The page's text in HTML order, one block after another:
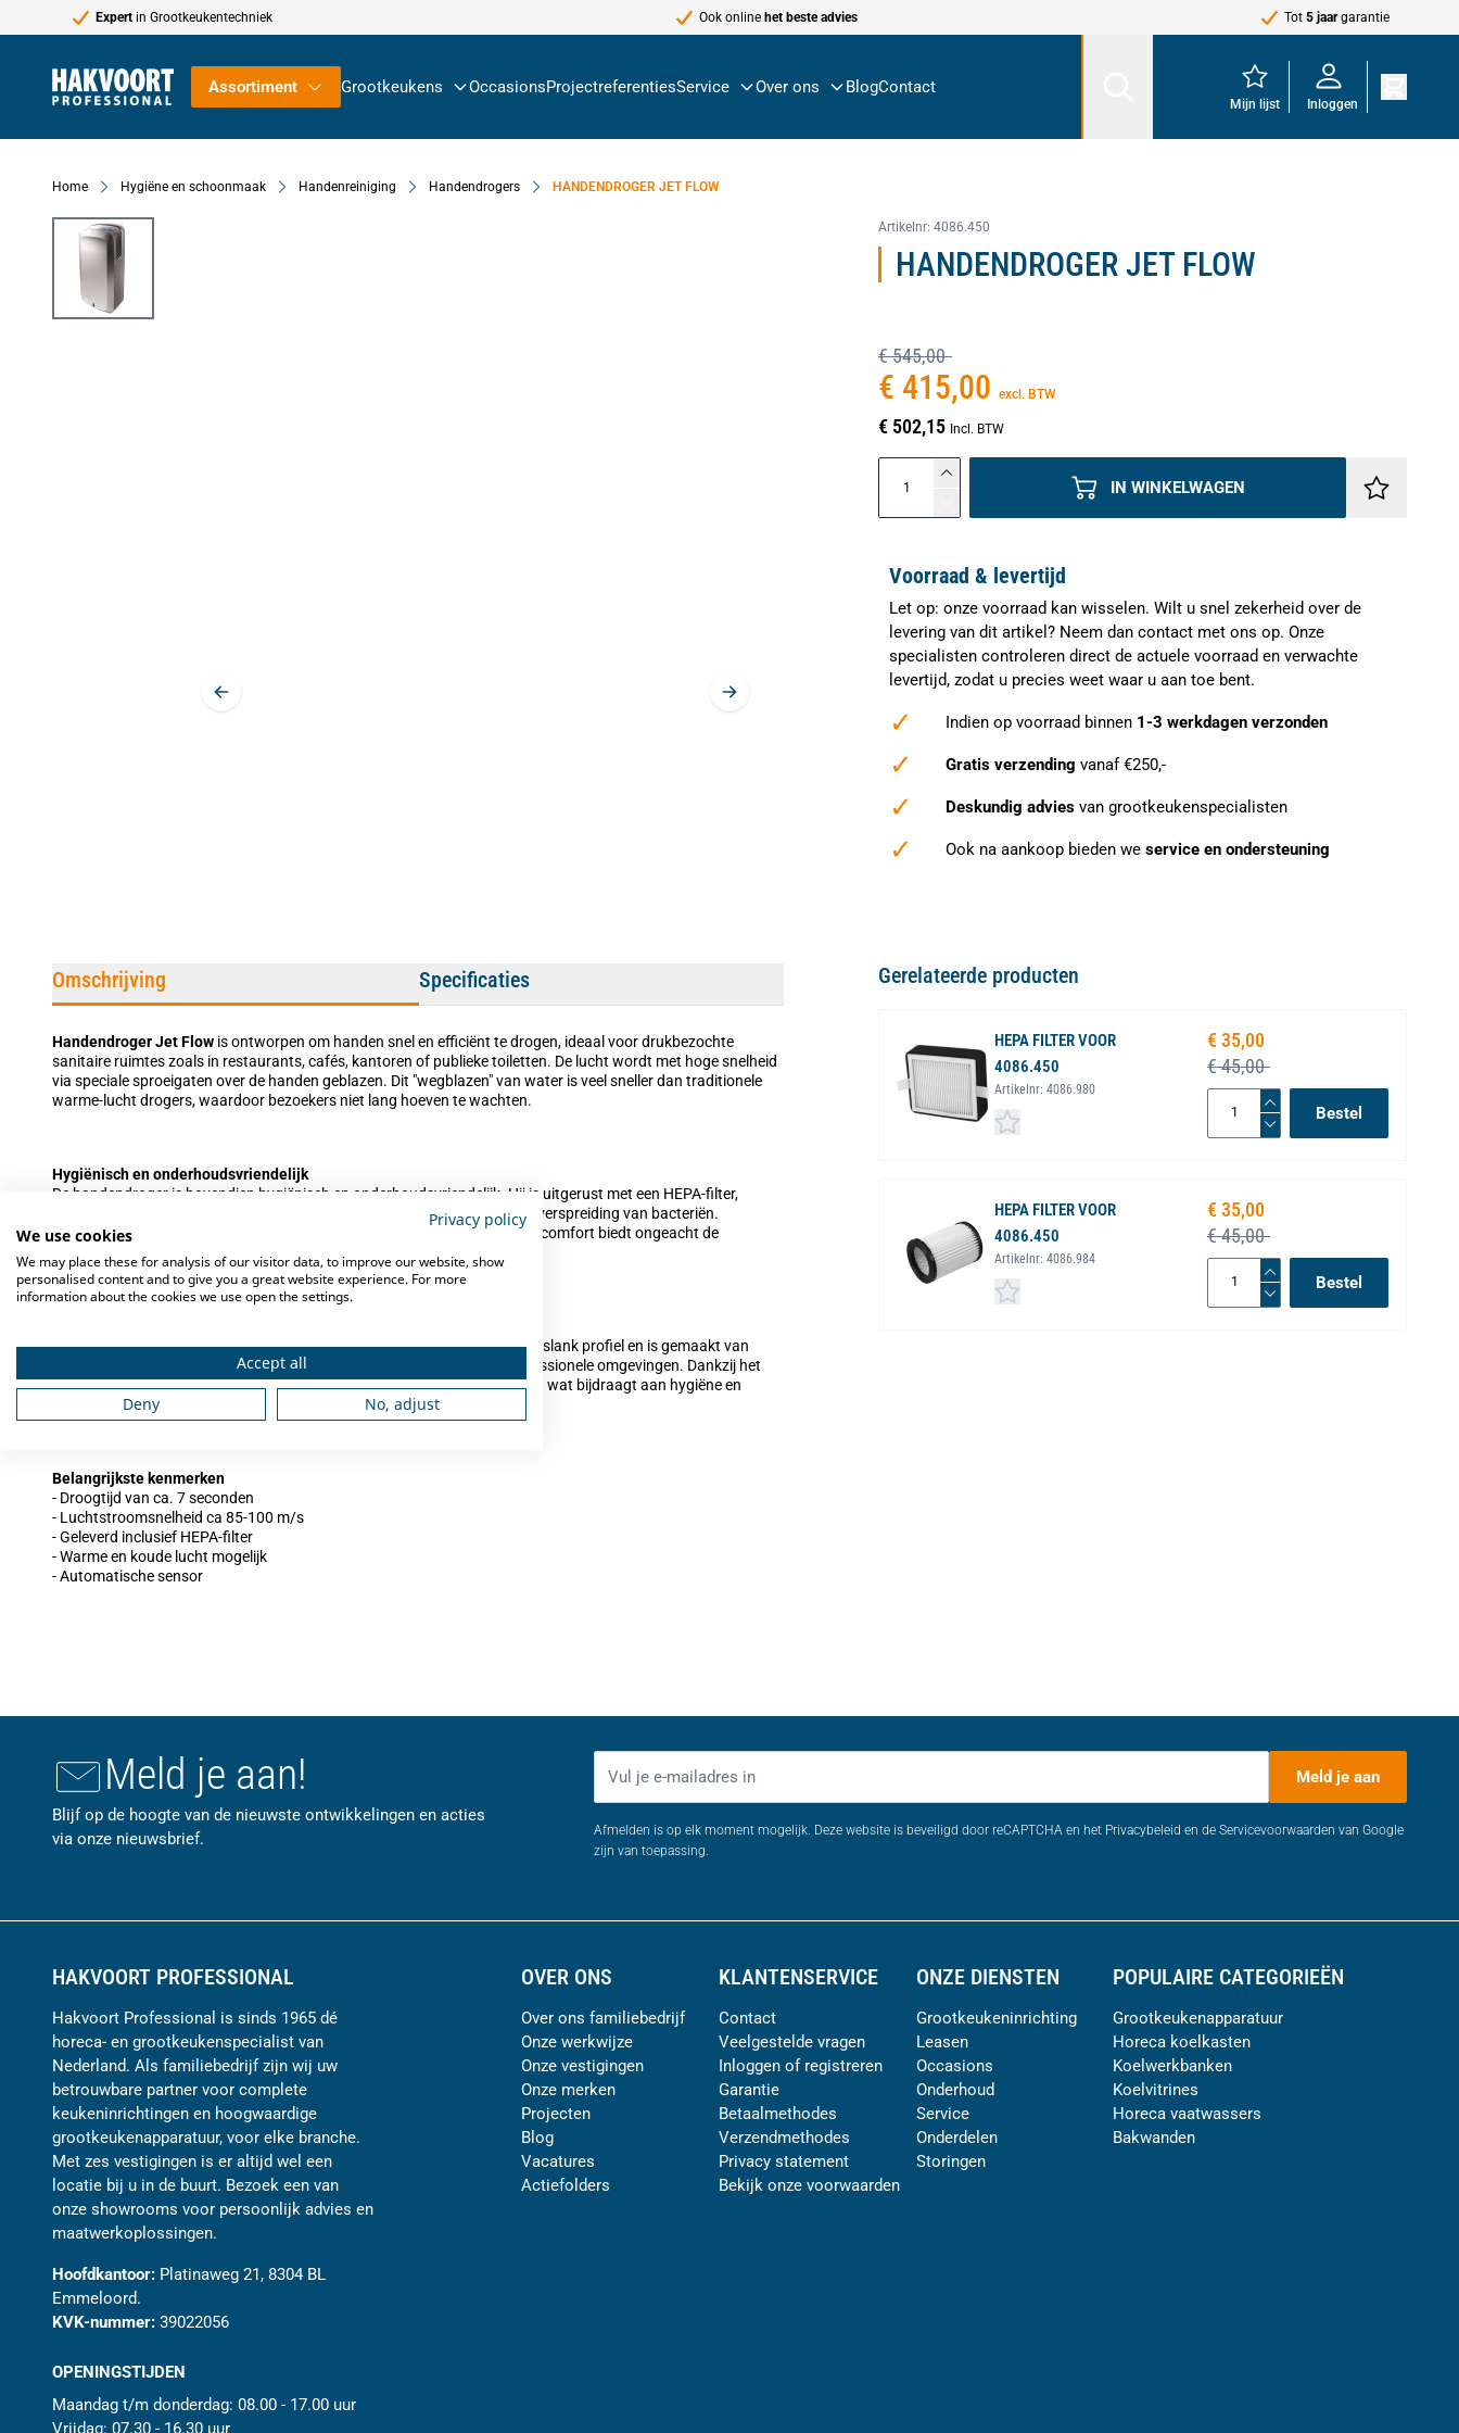
Expert in Grootkeukentechniek Ook online het beste advies Tot 5 jaargarantie
Assortiment Grootkeukens OccasionsProjectreferentiesService Over ons BlogContact
Mijn lijst Inloggen
Home Hygiëne en schoonmaak Handenreiniging Handendrogers HANDENDROGER JET FLOW
Artikelnr: 4086.450
HANDENDROGER JET FLOW
€ 545,00
€ 415,00 excl. BTW
€ 502,15 Incl. BTW
IN WINKELWAGEN
Voorraad & levertijd
Let op: onze voorraad kan wisselen. Wilt u snel zekerheid over de
levering van dit artikel? Neem dan contact met ons op. Onze
specialisten controleren direct de actuele voorraad en verwachte
levertijd, zodat u precies weet waar u aan toe bent.
✓ Indien op voorraad binnen 1-3 werkdagen verzonden
✓ Gratis verzending vanaf €250,-
✓ Deskundig advies van grootkeukenspecialisten
✓ Ook na aankoop bieden weservice en ondersteuning
Omschrijving Specificaties
Handendroger Jet Flow is ontworpen om handen snel en efficiënt te drogen, ideaal voor drukbezochte
sanitaire ruimtes zoals in restaurants, cafés, kantoren of publieke toiletten. De lucht wordt met hoge snelheid
via speciale sproeigaten over de handen geblazen. Dit "wegblazen" van water is veel sneller dan traditionele
warme-lucht drogers, waardoor bezoekers niet lang hoeven te wachten.
Hygiënisch en onderhoudsvriendelijk
De handendroger is bovendien hygiënisch en onderhoudsvriendelijk. Hij is uitgerust met een HEPA-filter,
waardoor de lucht die wordt geblazen gefilterd is en er minder kans is op verspreiding van bacteriën.
Daarnaast kan de droger zowel warme als koude lucht leveren, wat extra comfort biedt ongeacht de
De handendroger heeft een praktisch en doordacht ontwerp: hij heeft een slank profiel en is gemaakt van
robuust materiaal, waardoor hij geschikt is voor intensief gebruik in professionele omgevingen. Dankzij het
automatische sensorsysteem is hij contactloos, u hoeft niets aan te raken wat bijdraagt aan hygiëne en
gebruiksgemak.
Belangrijkste kenmerken
- Droogtijd van ca. 7 seconden
- Luchtstroomsnelheid ca 85-100 m/s
- Geleverd inclusief HEPA-filter
- Warme en koude lucht mogelijk
- Automatische sensor
Gerelateerde producten
HEPA FILTER VOOR
4086.450
Artikelnr: 4086.980
Speciale prijs
€ 35,00
€ 45,00
Bestel
HEPA FILTER VOOR
4086.450
Artikelnr: 4086.984
Speciale prijs
€ 35,00
€ 45,00
Bestel
Meld je aan!
Blijf op de hoogte van de nieuwste ontwikkelingen en acties
via onze nieuwsbrief.
Meld je aan
Afmelden is op elk moment mogelijk. Deze website is beveiligd door reCAPTCHA en het Privacybeleid en de Servicevoorwaarden van Google
zijn van toepassing.
HAKVOORT PROFESSIONAL
Hakvoort Professional is sinds 1965 dé
horeca- en grootkeukenspecialist van
Nederland. Als familiebedrijf zijn wij uw
betrouwbare partner voor complete
keukeninrichtingen en hoogwaardige
grootkeukenapparatuur, voor elke branche.
Met zes vestigingen is er altijd wel een
locatie bij u in de buurt. Bezoek een van
onze showrooms voor persoonlijk advies en
maatwerkoplossingen.
Hoofdkantoor: Platinaweg 21, 8304 BL
Emmeloord.
KVK-nummer: 39022056
OPENINGSTIJDEN
Maandag t/m donderdag: 08.00 - 17.00 uur
Vrijdag: 07.30 - 16.30 uur
OVER ONS
Over ons familiebedrijf
Onze werkwijze
Onze vestigingen
Onze merken
Projecten
Blog
Vacatures
Actiefolders
KLANTENSERVICE
Contact
Veelgestelde vragen
Inloggen of registreren
Garantie
Betaalmethodes
Verzendmethodes
Privacy statement
Bekijk onze voorwaarden
ONZE DIENSTEN
Grootkeukeninrichting
Leasen
Occasions
Onderhoud
Service
Onderdelen
Storingen
POPULAIRE CATEGORIEËN
Grootkeukenapparatuur
Horeca koelkasten
Koelwerkbanken
Koelvitrines
Horeca vaatwassers
Bakwanden
Privacy policy
We use cookies
We may place these for analysis of our visitor data, to improve our website, show
personalised content and to give you a great website experience. For more
information about the cookies we use open the settings.
Accept all
Deny
No, adjust